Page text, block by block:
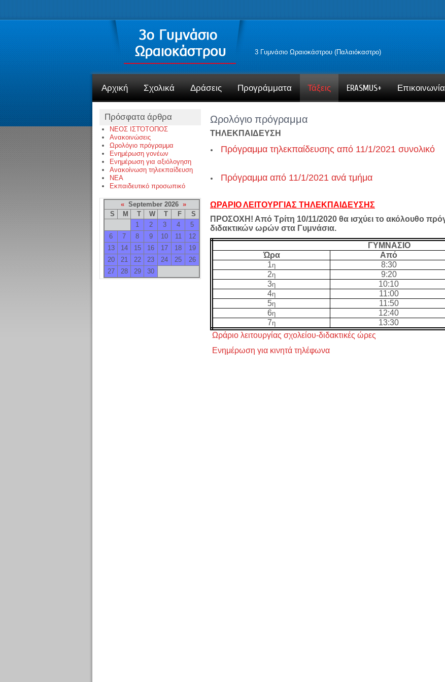
3 Γυμνάσιο Ωραιοκάστρου (Παλαιόκαστρο)
Αρχική Σχολικά Δράσεις Προγράμματα Τάξεις ERASMUS+ Επικοινωνία
Πρόσφατα άρθρα
ΝΕΟΣ ΙΣΤΌΤΟΠΟΣ
Ανακοινώσεις
Ωρολόγιο πρόγραμμα
Ενημέρωση γονέων
Ενημέρωση για αξιόλογηση
Ανακοίνωση τηλεκπαίδευση
NEA
Εκπαιδευτικό προσωπικό
«September 2026 »
S
M T W T F
S
1
2 3 4
5
6
7 8 9 10 11
12
13
14 15 16 17 18
19
20
21 22 23 24 25
26
27
28 29 30
Ωρολόγιο πρόγραμμα
ΤΗΛΕΚΠΑΙΔΕΥΣΗ
Πρόγραμμα τηλεκπαίδευσης από 11/1/2021 συνολικό
Πρόγραμμα από 11/1/2021 ανά τμήμα
ΩΡΑΡΙΟ ΛΕΙΤΟΥΡΓΙΑΣ ΤΗΛΕΚΠΑΙΔΕΥΣΗΣ
ΠΡΟΣΟΧΗ! Από Τρίτη 10/11/2020 θα ισχύει το ακόλουθο
διδακτικών ωρών στα Γυμνάσια.
ΓΥΜΝΑΣΙΟ
Ώρα
Από
1η 8:30
2η 9:20
3η 10:10
4η 11:00
5η 11:50
6η 12:40
7η 13:30
Ωράριο λειτουργίας σχολείου-διδακτικές ώρες
Ενημέρωση για κινητά τηλέφωνα